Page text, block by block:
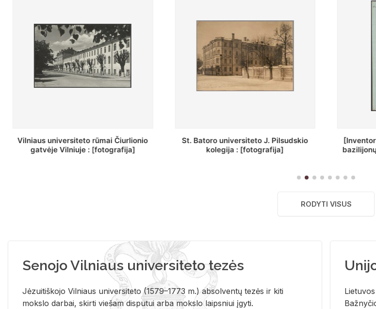
St. Batoro universiteto J. Pilsudskio
kolegija : [fotografija]
[Inventorius ir duomenys apie Selcų
bazilijonų vienuolyną, Rečycos pav.]
RODYTI VISUS
Senojo Vilniaus universiteto tezės
Jėzuitiškojo Vilniaus universiteto (1579–1773 m.) absolventų tezės ir kiti
mokslo darbai, skirti viešam disputui arba mokslo laipsniui įgyti.